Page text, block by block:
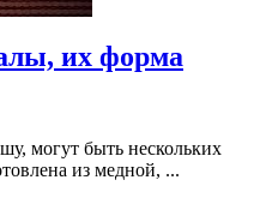
их форма
могут быть нескольких
из медной, ...